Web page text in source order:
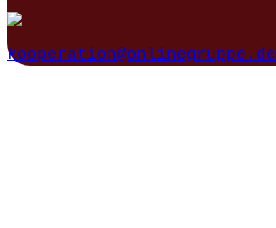
kooperation@onlinegruppe.de